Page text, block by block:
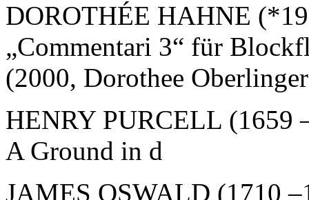
DOROTHÉE HAHNE
„Commentari 3“ für
(2000, Dorothee
HENRY PURCELL (1659
A Ground in d
JAMES OSWALD (1710